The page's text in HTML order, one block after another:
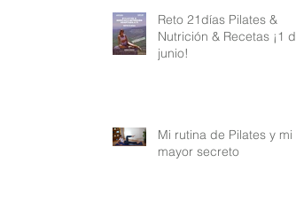
Reto 21días Pilates &
Nutrición & Recetas ¡1 de
junio!
Mi rutina de Pilates y mi
mayor secreto